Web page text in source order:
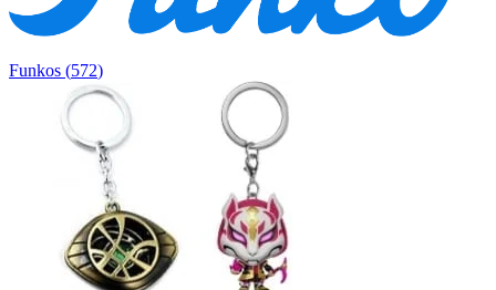
Funkos (572)